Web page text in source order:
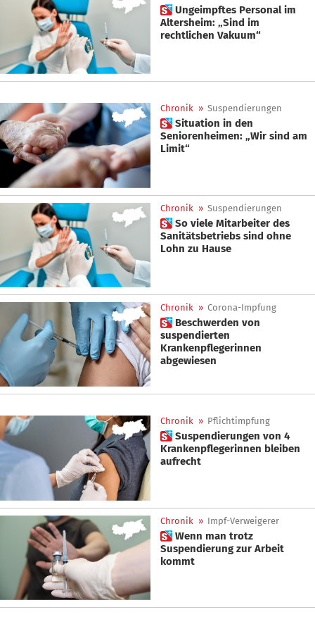
 Ungeimpftes Personal im
Altersheim: „Sind im
rechtlichen Vakuum“
Chronik » Suspendierungen
 Situation in den
Seniorenheimen: „Wir sind am
Limit“
Chronik » Suspendierungen
 So viele Mitarbeiter des
Sanitätsbetriebs sind ohne
Lohn zu Hause
Chronik » Corona-Impfung
 Beschwerden von
suspendierten
Krankenpflegerinnen
abgewiesen
Chronik » Pflichtimpfung
 Suspendierungen von 4
Krankenpflegerinnen bleiben
aufrecht
Chronik » Impf-Verweigerer
 Wenn man trotz
Suspendierung zur Arbeit
kommt